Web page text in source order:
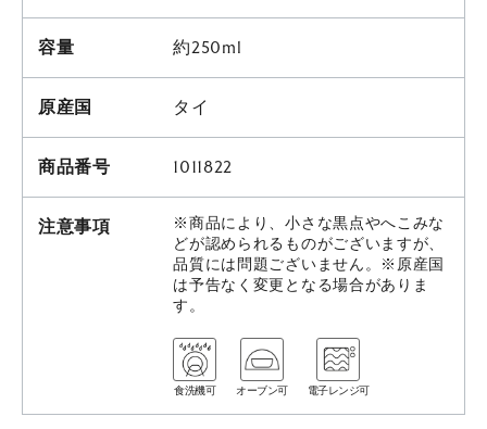
容量 約250ml
原産国 タイ
商品番号 1011822
注意事項
※商品により、小さな黒点やへこみな
どが認められるものがございますが、
品質には問題ございません。※原産国
は予告なく変更となる場合がありま
す。
食洗機可 オーブン可 電子レンジ可